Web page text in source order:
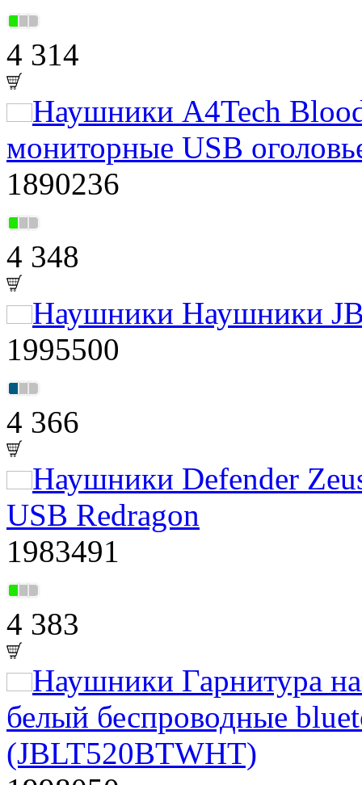
4 314
Наушники A4Tech
мониторные USB
1890236
4 348
Наушники Наушники
1995500
4 366
Наушники Defender
USB Redragon
1983491
4 383
Наушники Гарнитура
белый беспроводные
(JBLT520BTWHT)